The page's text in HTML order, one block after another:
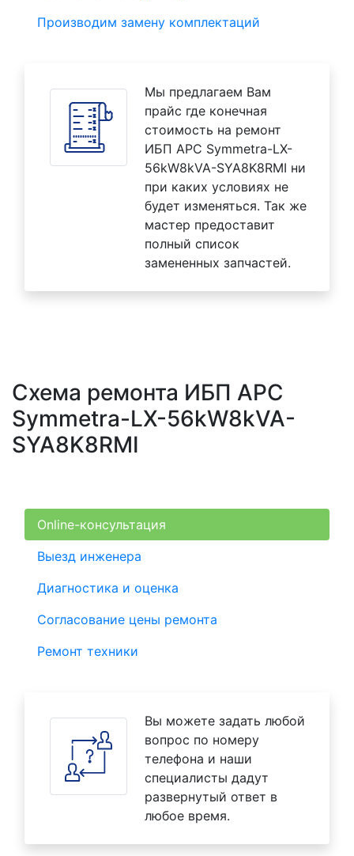
Производим замену комплектаций
Мы предлагаем Вам
прайс где конечная
стоимость на ремонт
ИБП APC Symmetra-LX-
56kW8kVA-SYA8K8RMI ни
при каких условиях не
будет изменяться. Так же
мастер предоставит
полный список
замененных запчастей.
Схема ремонта ИБП APC
Symmetra-LX-56kW8kVA-
SYA8K8RMI
Online-консультация
Выезд инженера
Диагностика и оценка
Согласование цены ремонта
Ремонт техники
Вы можете задать любой
вопрос по номеру
телефона и наши
специалисты дадут
развернутый ответ в
любое время.